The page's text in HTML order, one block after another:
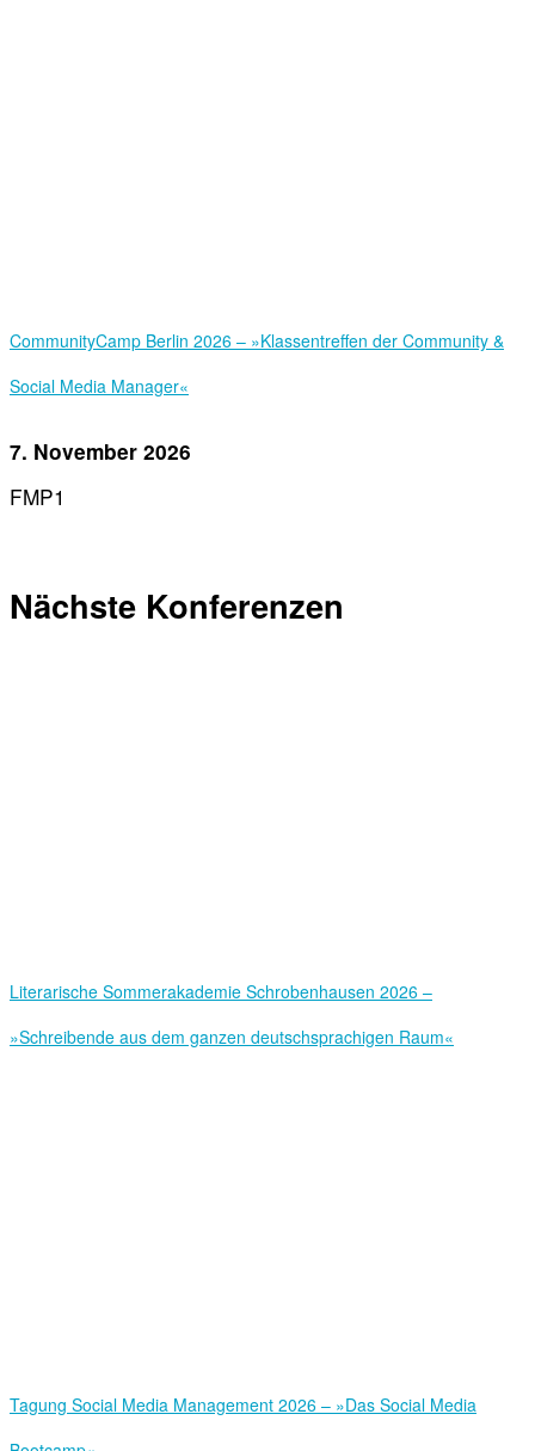
Community­Camp Berlin 2026 – »Klassentreffen der Community &
Social Media Manager«
7. November 2026
FMP1
Nächste Konferenzen
Literarische Sommerakademie Schrobenhausen 2026 –
»Schreibende aus dem ganzen deutschsprachigen Raum«
Tagung Social Media Management 2026 – »Das Social Media